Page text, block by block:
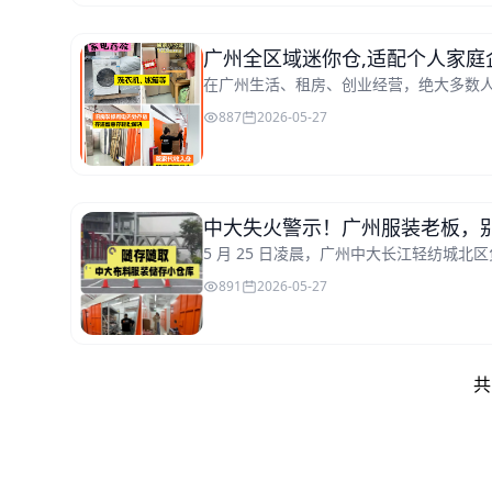
广州全区域迷你仓,适配个人家
在广州生活、租房、创业经营，绝大多数
887 2026-05-27
中大失火警示！广州服装老板，
5 月 25 日凌晨，广州中大长江轻纺城北
891 2026-05-27
共